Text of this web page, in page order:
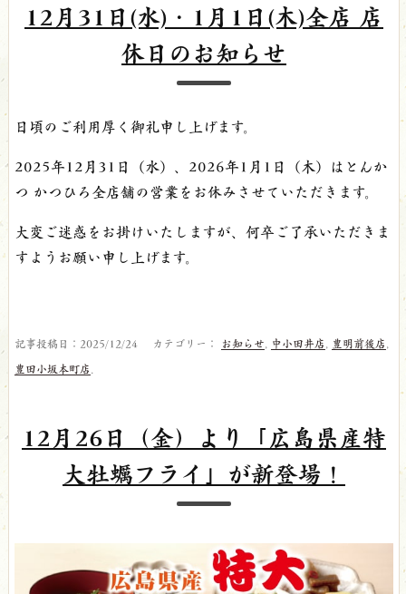
12月31日(水)・1月1日(木)全店 店
休日のお知らせ
日頃のご利用厚く御礼申し上げます。
2025年12月31日（水）、2026年1月1日（木）はとんか
つ かつひろ全店舗の営業をお休みさせていただきます。
大変ご迷惑をお掛けいたしますが、何卒ご了承いただきま
すようお願い申し上げます。
記事投稿日：2025/12/24 カテゴリー： お知らせ, 中小田井店 , 豊明前後店 ,
豊田小坂本町店 .
12月26日（金）より「広島県産特
大牡蠣フライ」が新登場！